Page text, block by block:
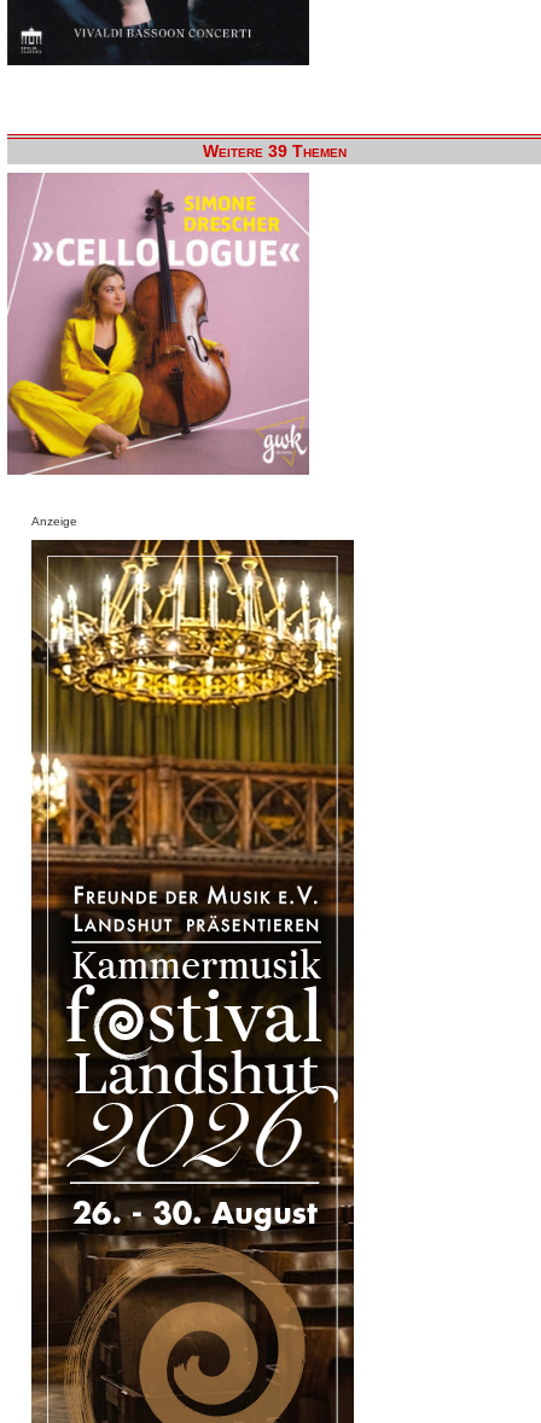
Weitere 39 Themen
Anzeige